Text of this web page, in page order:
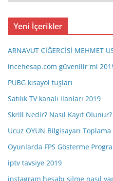
r
ş
Yeni İçerikler
ARNAVUT CİĞERCİSİ MEHMET
incehesap.com güvenilir mi
PUBG kısayol tuşları
Satılık TV kanalı ilanları 2019
Skrill Nedir? Nasıl Kayıt Olunur?
Ucuz OYUN Bilgisayarı Toplama
Oyunlarda FPS Gösterme
iptv tavsiye 2019
instagram hesabı silme nasıl